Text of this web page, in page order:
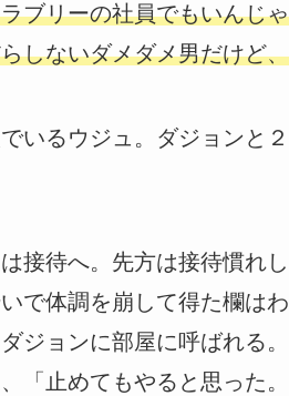
ブリーの社員でもいんじ
しないダメダメ男だけど
いるウジュ。ダジョンと
接待へ。先方は接待慣れ
で体調を崩して得た欄は
ジョンに部屋に呼ばれる
「止めてもやると思った